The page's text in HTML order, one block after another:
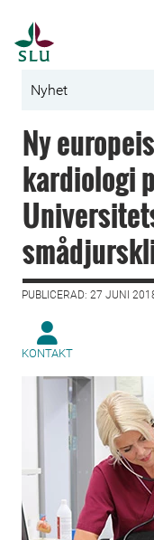
Nyhet
Ny
kardiologi
PUBLICERAD: 27 JUNI
KONTAKT